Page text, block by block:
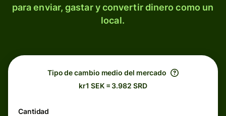
para enviar, gastar y convertir dinero como un
local.
Tipo de cambio medio del mercado
kr1 SEK = 3.982 SRD
Cantidad